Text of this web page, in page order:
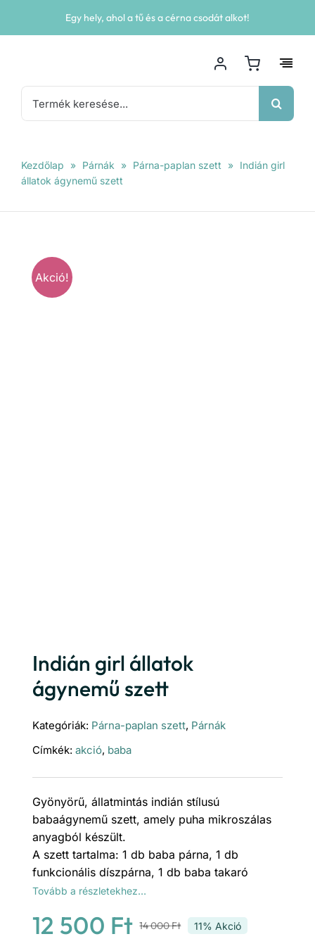
Egy hely, ahol a tű és a cérna csodát alkot!
Keresés...
Kezdőlap » Párnák » Párna-paplan szett » Indián girl
állatok ágynemű szett
Akció!
Indián girl állatok
ágynemű szett
Kategóriák: Párna-paplan szett, Párnák
Címkék: akció, baba
Gyönyörű, állatmintás indián stílusú
babaágynemű szett, amely puha mikroszálas
anyagból készült.
A szett tartalma: 1 db baba párna, 1 db
funkcionális díszpárna, 1 db baba takaró
Tovább a részletekhez…
14 000FtOriginal
12 500 Ft
Current
11% Akció